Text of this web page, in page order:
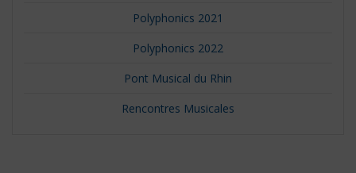
Polyphonics 2021
Polyphonics 2022
Pont Musical du Rhin
Rencontres Musicales